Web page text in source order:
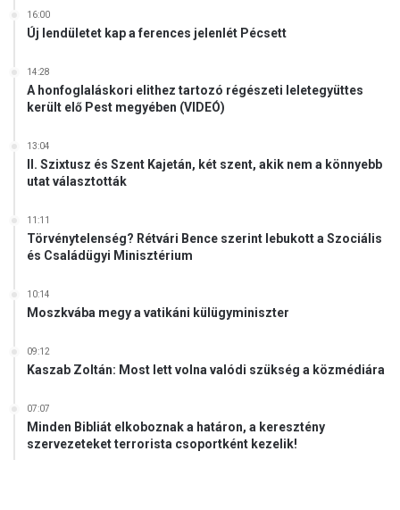
16:00
Új lendületet kap a ferences jelenlét Pécsett
14:28
A honfoglaláskori elithez tartozó régészeti leletegyüttes
került elő Pest megyében (VIDEÓ)
13:04
II. Szixtusz és Szent Kajetán, két szent, akik nem a könnyebb
utat választották
11:11
Törvénytelenség? Rétvári Bence szerint lebukott a Szociális
és Családügyi Minisztérium
10:14
Moszkvába megy a vatikáni külügyminiszter
09:12
Kaszab Zoltán: Most lett volna valódi szükség a közmédiára
07:07
Minden Bibliát elkoboznak a határon, a keresztény
szervezeteket terrorista csoportként kezelik!